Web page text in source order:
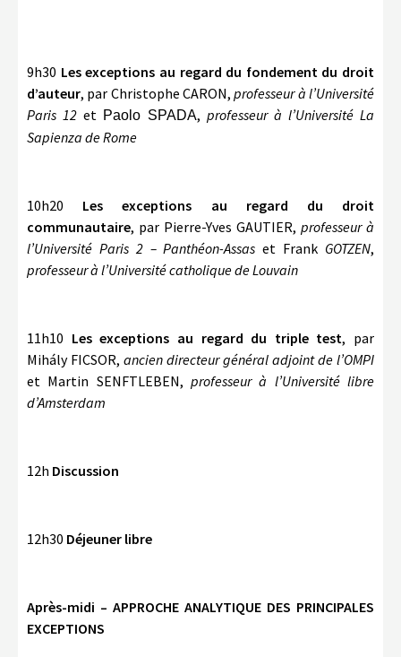
9h30 Les exceptions au regard du fondement du droit
d’auteur, par Christophe CARON,professeur à l’Université
Paris 12 et Paolo SPADA, professeur à l’Université La
Sapienza de Rome
10h20 Les exceptions au regard du droit
communautaire, par Pierre-Yves GAUTIER, professeur à
l’Université Paris 2 – Panthéon-Assas et Frank GOTZEN,
professeur à l’Université catholique de Louvain
11h10 Les exceptions au regard du triple test, par
Mihály FICSOR, ancien directeur général adjoint de l’OMPI
et Martin SENFTLEBEN, professeur à l’Université libre
d’Amsterdam
12h Discussion
12h30 Déjeuner libre
Après-midi – APPROCHE ANALYTIQUE DES PRINCIPALES
EXCEPTIONS